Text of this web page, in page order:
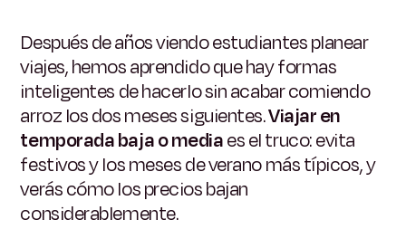
Después de años viendo estudiantes planear
viajes, hemos aprendido que hay formas
inteligentes de hacerlo sin acabar comiendo
arroz los dos meses siguientes.Viajar en
temporada baja o mediaes el truco: evita
festivos y los meses de verano más típicos, y
verás cómo los precios bajan
considerablemente.